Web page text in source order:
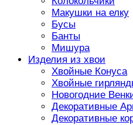
Макушки на елку
Бусы
Банты
Мишура
Изделия из хвои
Хвойные Конуса
Хвойные
Новогодние
Декоративные
Декоративные